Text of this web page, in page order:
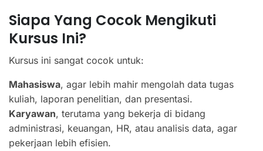
Siapa Yang Cocok Mengikuti
Kursus Ini?
Kursus ini sangat cocok untuk:
Mahasiswa, agar lebih mahir mengolah data tugas
kuliah, laporan penelitian, dan presentasi.
Karyawan, terutama yang bekerja di bidang
administrasi, keuangan, HR, atau analisis data, agar
pekerjaan lebih efisien.